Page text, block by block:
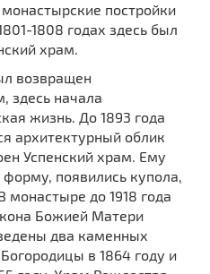
постройки
1808 годах здесь был
храм.
возвращен
здесь начала
жизнь. До 1893 года
архитектурный облик
Успенский храм. Ему
появились купола,
монастыре до 1918 года
Божией Матери
два каменных
в 1864 году и